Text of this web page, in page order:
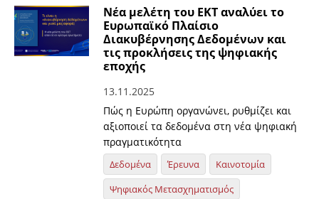
Νέα μελέτη του ΕΚΤ αναλύει το
Ευρωπαϊκό Πλαίσιο
Διακυβέρνησης Δεδομένων και
τις προκλήσεις της ψηφιακής
εποχής
13.11.2025
Πώς η Ευρώπη οργανώνει, ρυθμίζει και
αξιοποιεί τα δεδομένα στη νέα ψηφιακή
πραγματικότητα
Δεδομένα Έρευνα
Καινοτομία
Ψηφιακός Μετασχηματισμός